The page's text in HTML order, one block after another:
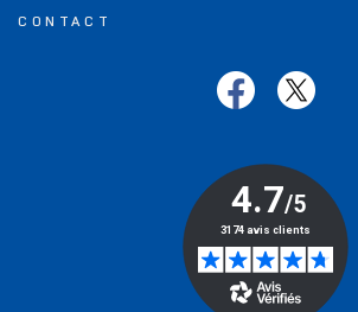
CONTACT